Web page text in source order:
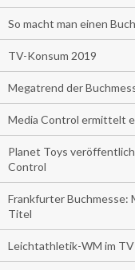
So macht man einen
TV-Konsum 2019
Megatrend der
Media Control ermittelt
Planet Toys
Control
Frankfurter Buchmesse:
Titel
Leichtathletik-WM im TV